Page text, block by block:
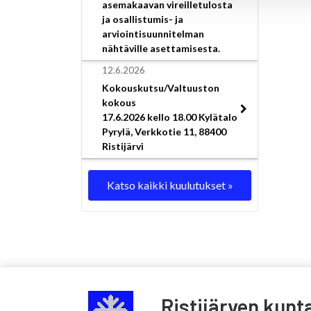
asemakaavan vireilletulosta
ja osallistumis- ja
arviointisuunnitelman
nähtäville asettamisesta.
12.6.2026
Kokouskutsu/Valtuuston
kokous
17.6.2026 kello 18.00 Kylätalo
Pyrylä, Verkkotie 11, 88400
Ristijärvi
Katso kaikki kuulutukset »